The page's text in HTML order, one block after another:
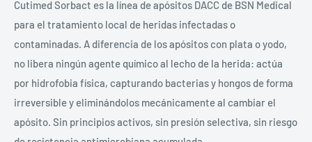
Cutimed Sorbact es la línea de apósitos DACC de BSN Medical
para el tratamiento local de heridas infectadas o
contaminadas. A diferencia de los apósitos con plata o yodo,
no libera ningún agente químico al lecho de la herida: actúa
por hidrofobia física, capturando bacterias y hongos de forma
irreversible y eliminándolos mecánicamente al cambiar el
apósito. Sin principios activos, sin presión selectiva, sin riesgo